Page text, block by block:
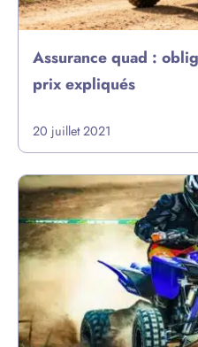
Assurance quad :
prix expliqués
20 juillet 2021